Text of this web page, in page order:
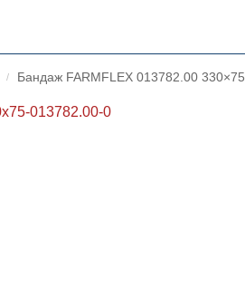
/ Бандаж FARMFLEX 013782.00 330×75